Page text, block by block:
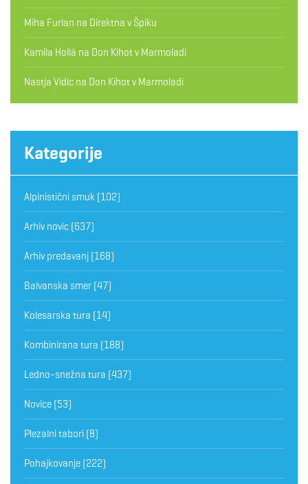
Miha Furlan na Direktna v Špiku
Kamila Hollá na Don Kihot v Marmoladi
Nastja Vidic na Don Kihot v Marmoladi
Kategorije
Alpinistični smuk (102)
Arhiv novic (637)
Arhiv predavanj (168)
Balvanska smer (47)
Kolesarska tura (14)
Kombinirana tura (188)
Ledno-snežna tura (437)
Novice (53)
Plezalni tabori (8)
Pohajkovanje (222)